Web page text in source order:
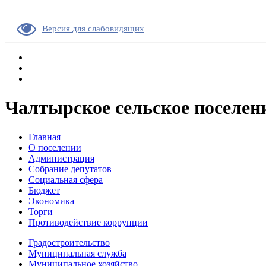
Версия для слабовидящих
Чалтырское сельское
Главная
О поселении
Администрация
Собрание депутатов
Социальная сфера
Бюджет
Экономика
Торги
Противодействие коррупции
Градостроительство
Муниципальная служба
Муниципальное хозяйство